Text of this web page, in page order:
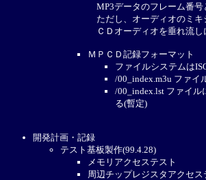
MP3データのフレーム番号
ただし、オーディオのミキ
ＣＤオーディオを垂れ流し
ＭＰＣＤ記録フォーマット
ファイルシステムは
/00_index.m3u ファイ
/00_index.lst ファイル
る(暫定)
開発計画・記録
テスト基板製作(99.4.28)
メモリアクセステスト
周辺チップレジスタアクセス